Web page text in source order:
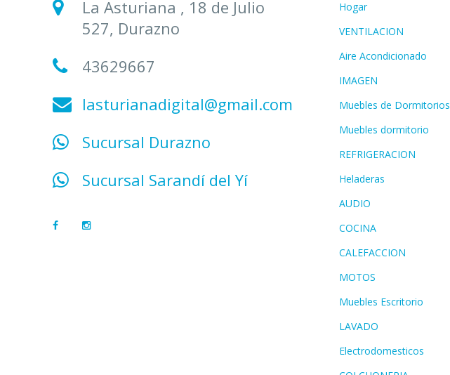
La Asturiana , 18 de Julio
527, Durazno
43629667
lasturianadigital@gmail.com
Sucursal Durazno
Sucursal Sarandí del Yí
Hogar
VENTILACION
Aire Acondicionado
IMAGEN
Muebles de Dormitorios
Muebles dormitorio
REFRIGERACION
Heladeras
AUDIO
COCINA
CALEFACCION
MOTOS
Muebles Escritorio
LAVADO
Electrodomesticos